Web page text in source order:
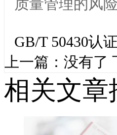
质量管理的风
GB/T 50430认证
上一篇：没有了
相关文章